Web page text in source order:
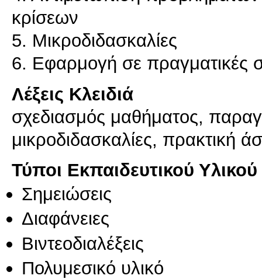
κρίσεων
5. Μικροδιδασκαλίες
6. Εφαρμογή σε πραγματικές
Λέξεις Κλειδιά
σχεδιασμός μαθήματος,
μικροδιδασκαλίες, πρακτική
Τύποι Εκπαιδευτικού Υλικού
Σημειώσεις
Διαφάνειες
Βιντεοδιαλέξεις
Πολυμεσικό υλικό